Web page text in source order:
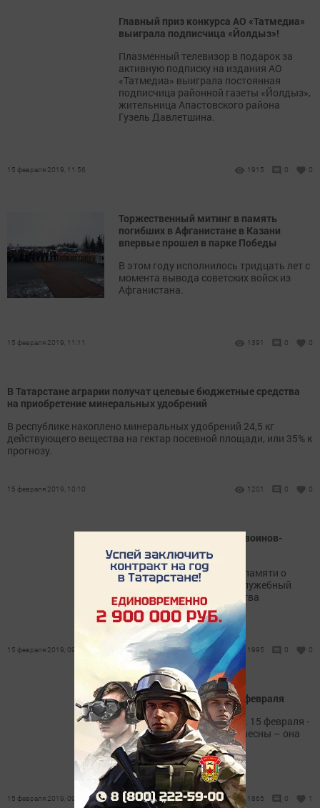
Главный приз конкурса АО «Татмедиа»
выиграла подписчица «Йолдыз»!
Плазменный телевизор в подарок за
активную подписку на издания АО
«Татмедиа» выиграла постоянная
подписчица районной газеты «Йолдыз»,
жительница Апастовского района
Гузель Давлетшина.
15 февраля 2019, 11:56 1915 0 0
Торжественный митинг в память
погибших в Афганистане в Казани
впервые прошел в парке Победы
В этом году исполнилось тридцать лет с
момента вывода советских войск из
Афганистана.
15 февраля 2019, 11:11 1391 0 0
В Татарстане аграрии получат целевые бюджетные средства
на приобретение минеральных удобрений
В республике накоплено минеральных удобрений 24,5 кг
действующего вещества на гектар посевной площади, или 35% к
прогнозу.
15 февраля 2019, 10:10 1201 0 0
15 февраля - День памяти воинов-
интернационалистов
Сегодня отмечается День памяти о
россиянах, исполнявших служебный
долг за пределами Отечества
15 февраля 2019, 09:45 1995 0 0
Народные приметы на 15 февраля
Половина февраля позади. 15 февраля -
время первого ощущения весны – она
уже чувствуется в воздухе.
15 февраля 2019, 09:37 1865 0 1